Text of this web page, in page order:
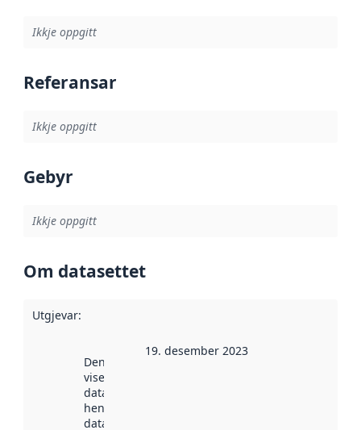
Ikkje oppgitt
Referansar
Ikkje oppgitt
Gebyr
Ikkje oppgitt
Om datasettet
Utgjevar:
Denne datoen
viser når
datasettet vart
henta inn av
data.norge.no.
19. desember 2023